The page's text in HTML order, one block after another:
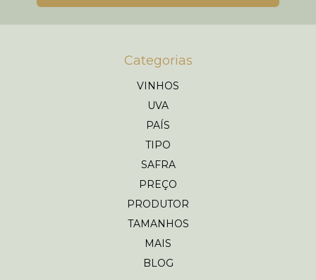
Categorias
VINHOS
UVA
PAÍS
TIPO
SAFRA
PREÇO
PRODUTOR
TAMANHOS
MAIS
BLOG